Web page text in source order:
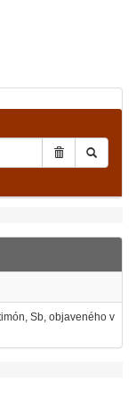
Sb, objaveného v